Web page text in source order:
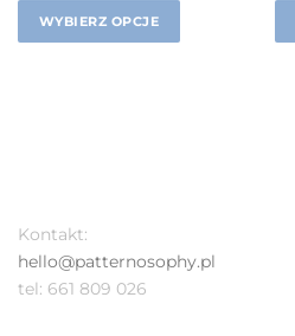
WYBIERZ OPCJE
Kontakt:
hello@patternosophy.pl
tel: 661 809 026